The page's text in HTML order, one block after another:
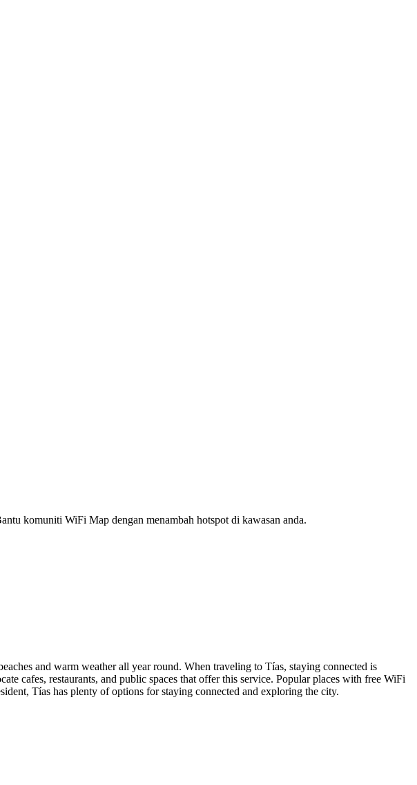
komuniti WiFi Map dengan menambah hotspot di kawasan anda.
and warm weather all year round. When traveling to Tías, staying connected is
cafes, restaurants, and public spaces that offer this service. Popular places with free WiFi
Tías has plenty of options for staying connected and exploring the city.